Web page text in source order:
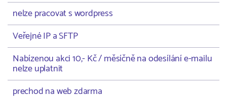
nelze pracovat s wordpress
Veřejné IP a SFTP
Nabízenou akci 10,- Kč / měsíčně na odesílání e-mailu
nelze uplatnit
prechod na web zdarma